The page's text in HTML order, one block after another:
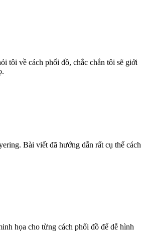
tôi về cách phối đồ, chắc chắn tôi sẽ giới
Bài viết đã hướng dẫn rất cụ thể cách
họa cho từng cách phối đồ để dễ hình